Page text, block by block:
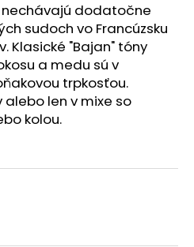
dodatočne
sudoch vo Francúzsku
Klasické "Bajan" tóny
a medu sú v
trpkosťou.
alebo len v mixe so
kolou.